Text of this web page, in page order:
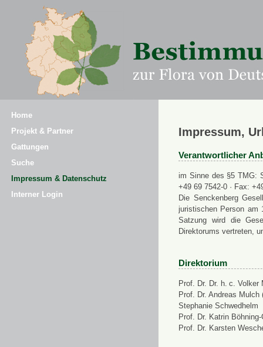
Home
Projekt & Partner
Gattungen
Suche
Impressum & Datenschutz
Interner Login
Impressum,
Verantwortlicher
im Sinne des §5 TMG:
+49 69 7542-0 · Fax:
Die Senckenberg
juristischen Person am
Satzung wird die
Direktorums vertreten,
Direktorium
Prof. Dr. Dr. h. c. Volker
Prof. Dr. Andreas
Stephanie Schwedhelm
Prof. Dr. Katrin
Prof. Dr. Karsten